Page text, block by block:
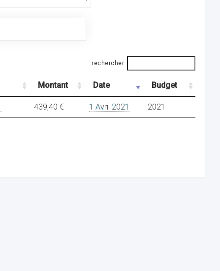
rechercher
Montant Date Budget
439,40 € 1 Avril 2021 2021